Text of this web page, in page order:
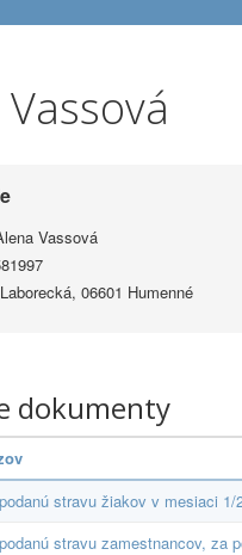
Vassová
Laborecká, 06601 Humenné
dokumenty
stravu žiakov v mesiaci 1/
stravu zamestnancov, za